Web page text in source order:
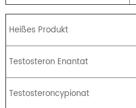
Heißes Produkt
Testosteron Enantat
Testosteroncypionat